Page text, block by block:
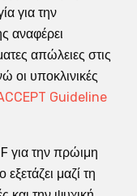
για την
αναφέρει
απώλειες στις
οι υποκλινικές
Guideline
για την πρώιμη
μαζί τη